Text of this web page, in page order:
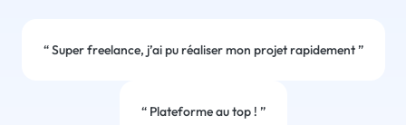
“Super freelance, j’ai pu réaliser mon projet rapidement”
“Plateforme au top ! ”